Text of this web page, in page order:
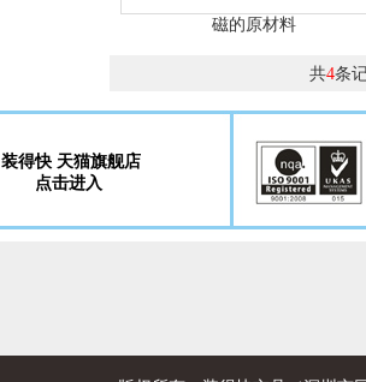
磁的原材料
共4条
装得快 天猫旗舰店
点击进入